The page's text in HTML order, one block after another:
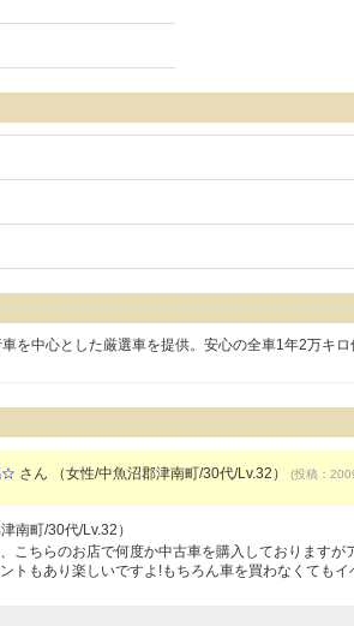
を中心とした厳選車を提供。安心の全車1年2万キ
☆ さん （女性/中魚沼郡津南町/30代/Lv.32） (投稿：
南町/30代/Lv.32）
こちらのお店で何度か中古車を購入しておりますが
トもあり楽しいですよ!もちろん車を買わなくても